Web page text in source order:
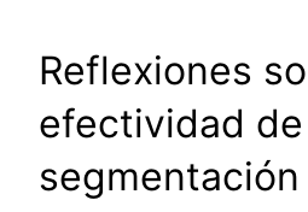
Reflexiones
efectividad
segmentación